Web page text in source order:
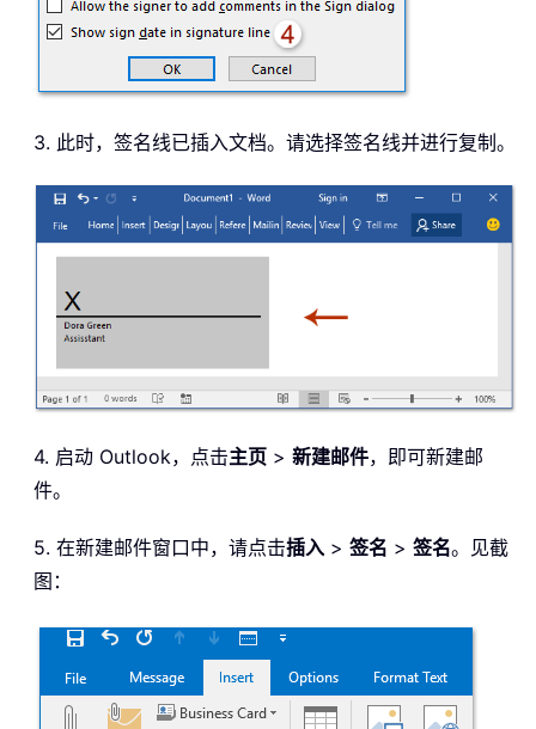
3. 此时，签名线已插入文档。请选择签名线并进行复制。
4. 启动 Outlook，点击主页 > 新建邮件，即可新建邮
件。
5. 在新建邮件窗口中，请点击插入 > 签名 > 签名。见截
图：